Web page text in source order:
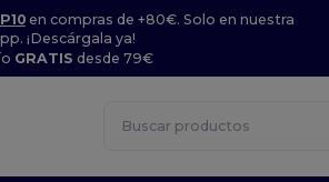
en compras de +80€. Solo en nuestra
¡Descárgala ya!
GRATIS desde 79€